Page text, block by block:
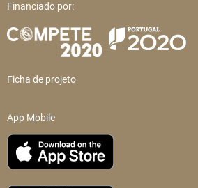
Financiado por:
Ficha de projeto
App Mobile